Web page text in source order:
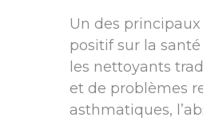
Un des
positif sur la
les nettoyants
et de problèmes
asthmatiques,